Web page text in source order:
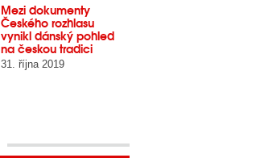
Mezi dokumenty
Českého rozhlasu
vynikl dánský pohled
na českou tradici
31. října 2019